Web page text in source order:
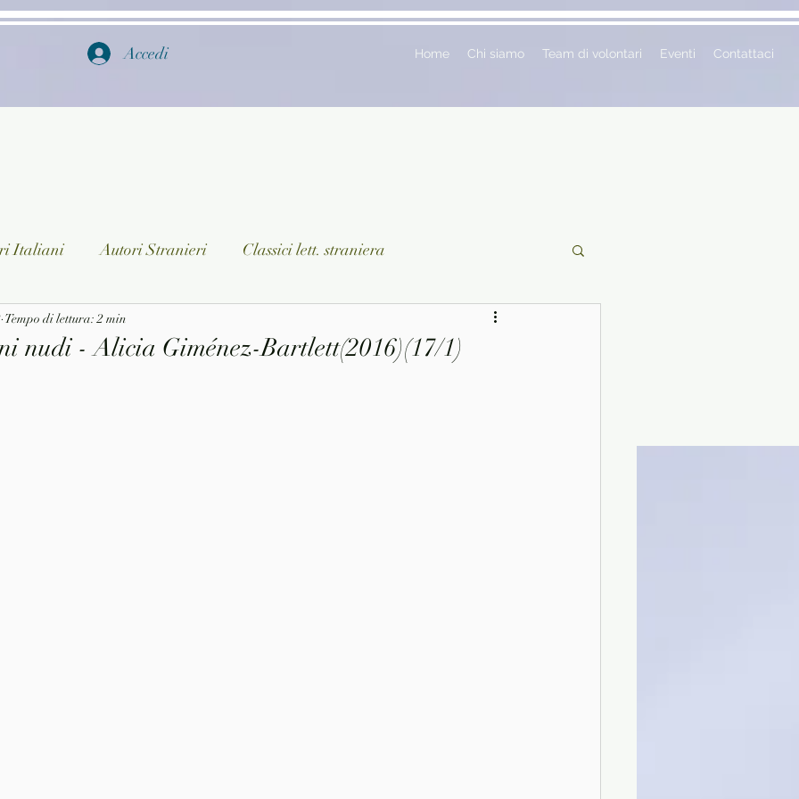
Accedi Home Chi siamo Team di volontari Eventi Contattaci
Italiani Autori Stranieri Classici lett. straniera
Ragazzi
nudi - Alicia Giménez-Bartlett(2016)(17/1)
Tempo di lettura: 2 min